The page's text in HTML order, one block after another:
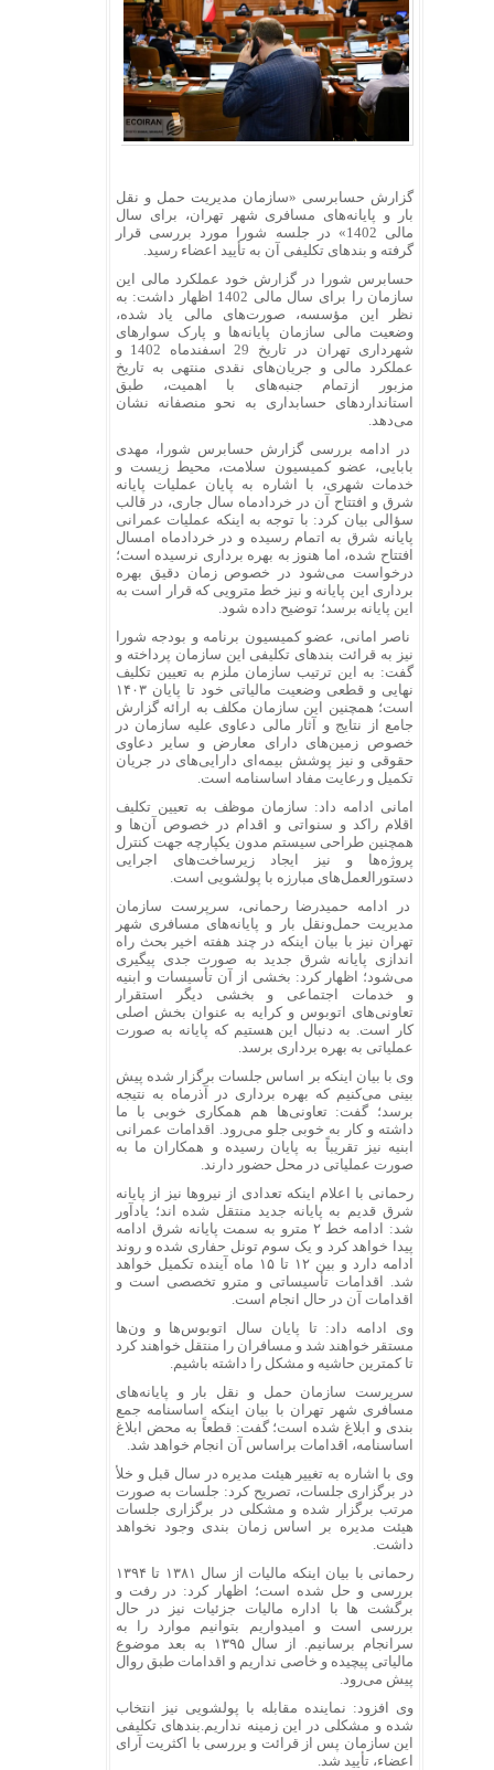
گزارش حسابرسی «سازمان مدیریت حمل و نقل
بار و پایانه‌های مسافری شهر تهران، برای سال
مالی 1402» در جلسه شورا مورد بررسی قرار
گرفته و بندهای تکلیفی آن به تأیید اعضاء رسید.
حسابرس شورا در گزارش خود عملکرد مالی این
سازمان را برای سال مالی 1402 اظهار داشت: به
نظر این مؤسسه، صورت‌های مالی یاد شده،
وضعیت مالی سازمان پایانه‌ها و پارک سوارهای
شهرداری تهران در تاریخ 29 اسفندماه 1402 و
عملکرد مالی و جریان‌های نقدی منتهی به تاریخ
مزبور ازتمام جنبه‌های با اهمیت، طبق
استانداردهای حسابداری به نحو منصفانه نشان
می‌دهد.
در ادامه بررسی گزارش حسابرس شورا، مهدی
بابایی، عضو کمیسیون سلامت، محیط زیست و
خدمات شهری، با اشاره به پایان عملیات پایانه
شرق و افتتاح آن در خردادماه سال جاری، در قالب
سؤالی بیان کرد: با توجه به اینکه عملیات عمرانی
پایانه شرق به اتمام رسیده و در خردادماه امسال
افتتاح شده، اما هنوز به بهره برداری نرسیده است؛
درخواست می‌شود در خصوص زمان دقیق بهره
برداری این پایانه و نیز خط مترویی که قرار است به
این پایانه برسد؛ توضیح داده شود.
ناصر امانی، عضو کمیسیون برنامه و بودجه شورا
نیز به قرائت بندهای تکلیفی این سازمان پرداخته و
گفت: به این ترتیب سازمان ملزم به تعیین تکلیف
نهایی و قطعی وضعیت مالیاتی خود تا پایان ۱۴۰۳
است؛ همچنین این سازمان مکلف به ارائه گزارش
جامع از نتایج و آثار مالی دعاوی علیه سازمان در
خصوص زمین‌های دارای معارض و سایر دعاوی
حقوقی و نیز پوشش بیمه‌ای دارایی‌های در جریان
تکمیل و رعایت مفاد اساسنامه است.
امانی ادامه داد: سازمان موظف به تعیین تکلیف
اقلام راکد و سنواتی و اقدام در خصوص آن‌ها و
همچنین طراحی سیستم مدون یکپارچه جهت کنترل
پروژه‌ها و نیز ایجاد زیرساخت‌های اجرایی
دستورالعمل‌های مبارزه با پولشویی است.
در ادامه حمیدرضا رحمانی، سرپرست سازمان
مدیریت حمل‌ونقل بار و پایانه‌های مسافری شهر
تهران نیز با بیان اینکه در چند هفته اخیر بحث راه
اندازی پایانه شرق جدید به صورت جدی پیگیری
می‌شود؛ اظهار کرد: بخشی از آن تأسیسات و ابنیه
و خدمات اجتماعی و بخشی دیگر استقرار
تعاونی‌های اتوبوس و کرایه به عنوان بخش اصلی
کار است. به دنبال این هستیم که پایانه به صورت
عملیاتی به بهره برداری برسد.
وی با بیان اینکه بر اساس جلسات برگزار شده پیش
بینی می‌کنیم که بهره برداری در آذرماه به نتیجه
برسد؛ گفت: تعاونی‌ها هم همکاری خوبی با ما
داشته و کار به خوبی جلو می‌رود. اقدامات عمرانی
ابنیه نیز تقریباً به پایان رسیده و همکاران ما به
صورت عملیاتی در محل حضور دارند.
رحمانی با اعلام اینکه تعدادی از نیروها نیز از پایانه
شرق قدیم به پایانه جدید منتقل شده اند؛ یادآور
شد: ادامه خط ۲ مترو به سمت پایانه شرق ادامه
پیدا خواهد کرد و یک سوم تونل حفاری شده و روند
ادامه دارد و بین ۱۲ تا ۱۵ ماه آینده تکمیل خواهد
شد. اقدامات تأسیساتی و مترو تخصصی است و
اقدامات آن در حال انجام است.
وی ادامه داد: تا پایان سال اتوبوس‌ها و ون‌ها
مستقر خواهند شد و مسافران را منتقل خواهند کرد
تا کمترین حاشیه و مشکل را داشته باشیم.
سرپرست سازمان حمل و نقل بار و پایانه‌های
مسافری شهر تهران با بیان اینکه اساسنامه جمع
بندی و ابلاغ شده است؛ گفت: قطعاً به محض ابلاغ
اساسنامه، اقدامات براساس آن انجام خواهد شد.
وی با اشاره به تغییر هیئت مدیره در سال قبل و خلأ
در برگزاری جلسات، تصریح کرد: جلسات به صورت
مرتب برگزار شده و مشکلی در برگزاری جلسات
هیئت مدیره بر اساس زمان بندی وجود نخواهد
داشت.
رحمانی با بیان اینکه مالیات از سال ۱۳۸۱ تا ۱۳۹۴
بررسی و حل شده است؛ اظهار کرد: در رفت و
برگشت ها با اداره مالیات جزئیات نیز در حال
بررسی است و امیدواریم بتوانیم موارد را به
سرانجام برسانیم. از سال ۱۳۹۵ به بعد موضوع
مالیاتی پیچیده و خاصی نداریم و اقدامات طبق روال
پیش می‌رود.
وی افزود: نماینده مقابله با پولشویی نیز انتخاب
شده و مشکلی در این زمینه نداریم.بندهای تکلیفی
این سازمان پس از قرائت و بررسی با اکثریت آرای
اعضاء، تأیید شد.